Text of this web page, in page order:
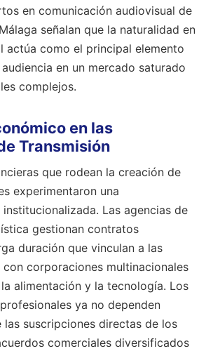
en comunicación audiovisual de
señalan que la naturalidad en
actúa como el principal elemento
en un mercado saturado
complejos.
en las
Transmisión
que rodean la creación de
experimentaron una
Las agencias de
gestionan contratos
duración que vinculan a las
corporaciones multinacionales
alimentación y la tecnología. Los
ya no dependen
las suscripciones directas de los
comerciales diversificados